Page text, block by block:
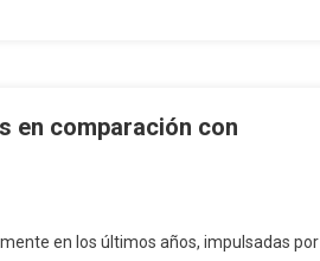
en comparación con
en los últimos años, impulsadas por